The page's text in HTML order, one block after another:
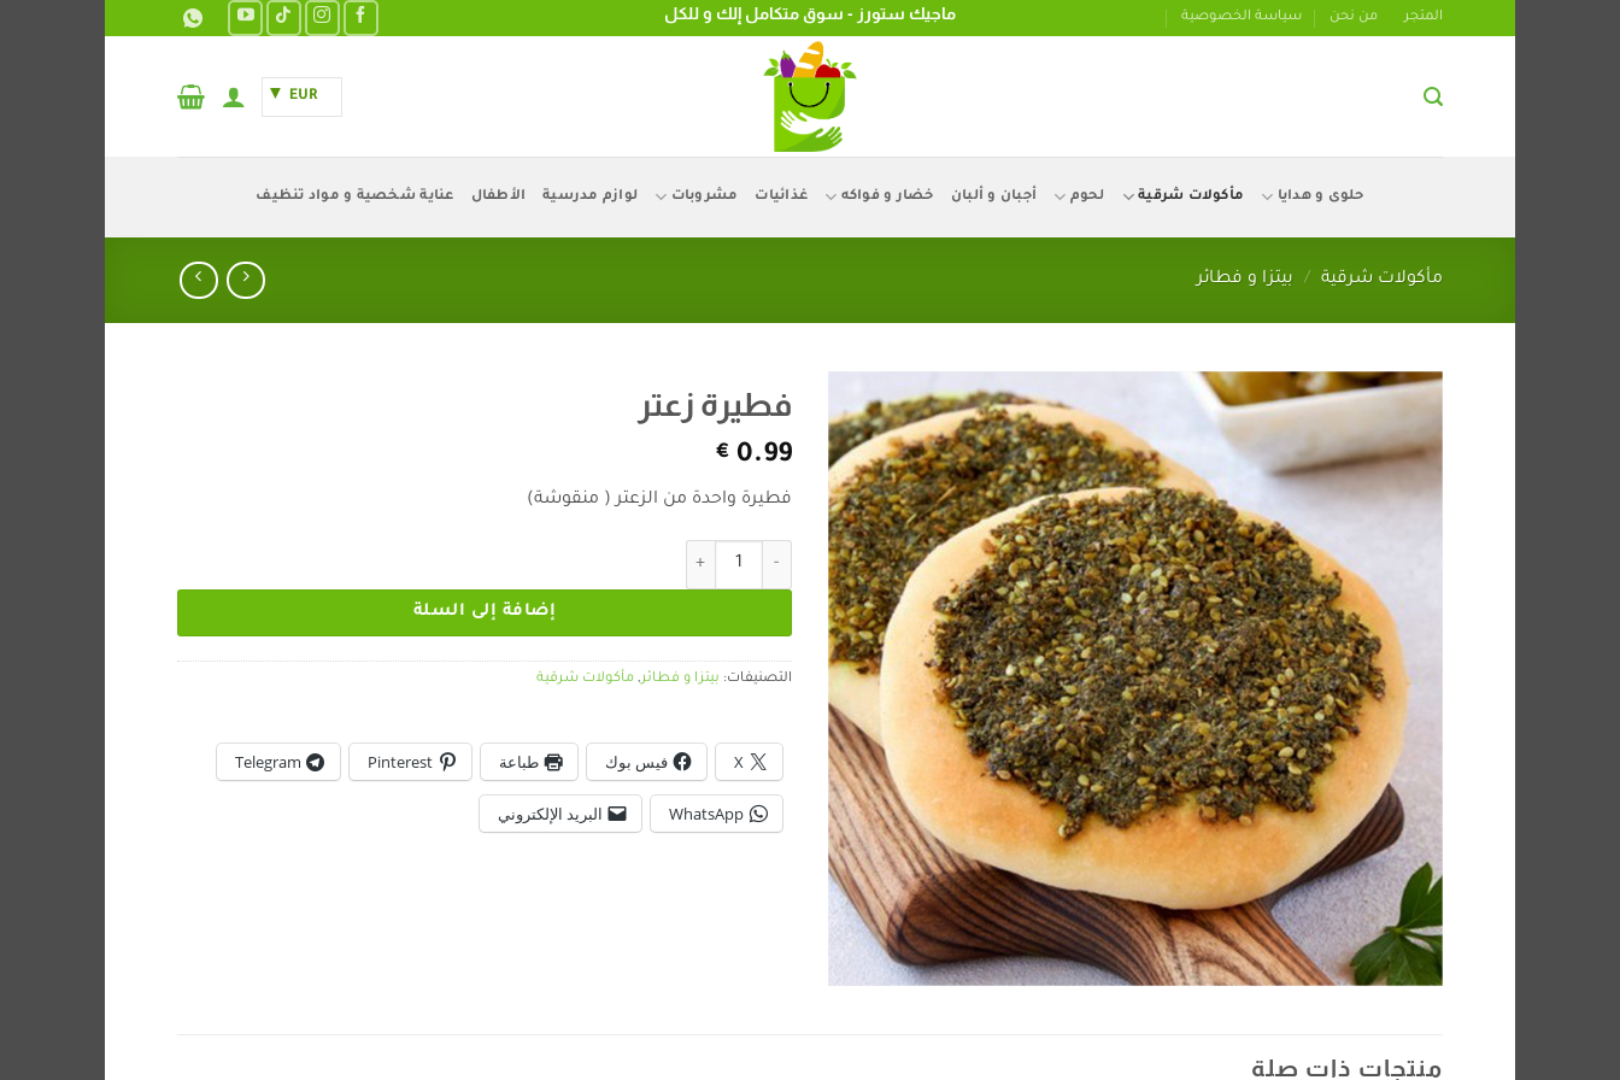
المتجر من نحن سياسة الخصوصية ماجيك ستورز - سوق متكامل إلك و للكل
EUR
حلوى و هدايا مأكولات شرقية لحوم أجبان و ألبان خضار و فواكه غذائيات مشروبات لوازم مدرسية الأطفال عناية شخصية و مواد تنظيف
مأكولات شرقية / بيتزا و فطائر
فطيرة زعتر
0.99
€
فطيرة واحدة من الزعتر ( منقوشة)
كمية فطيرة زعتر
إضافة إلى السلة
التصنيفات: بيتزا و فطائر, مأكولات شرقية
X فيس بوك طباعة Pinterest
Telegram
WhatsApp البريد الإلكتروني
منتجات ذات صلة